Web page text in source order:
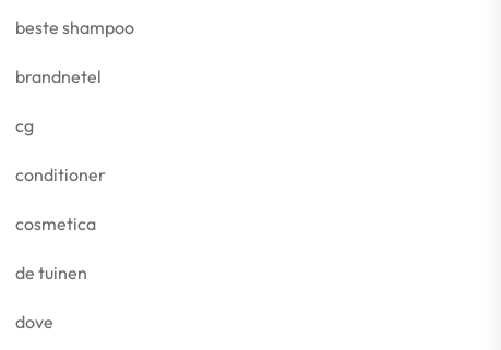
beste shampoo
brandnetel
cg
conditioner
cosmetica
de tuinen
dove